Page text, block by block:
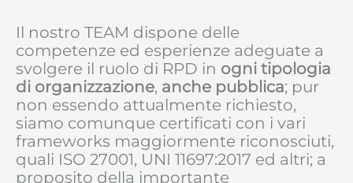
Il nostro TEAM dispone delle
competenze ed esperienze adeguate a
svolgere il ruolo di RPD in ogni tipologia
di organizzazione, anche pubblica; pur
non essendo attualmente richiesto,
siamo comunque certificati con i vari
frameworks maggiormente riconosciuti,
quali ISO 27001, UNI 11697:2017 ed altri; a
proposito della importante